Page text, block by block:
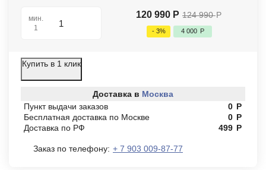
мин.
1
120 990 Р 124 990 Р
- 3% 4 000 Р
Купить в 1 клик
Доставка в Москва
Пункт выдачи заказов
0 Р
Бесплатная доставка по Москве
0 Р
Доставка по РФ
499 Р
Заказ по телефону: + 7 903 009-87-77